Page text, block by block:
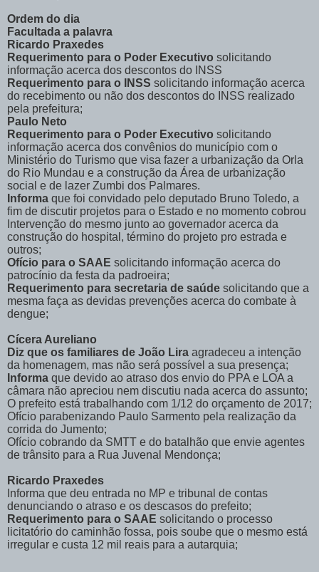
Ordem do dia
Facultada a palavra
Ricardo Praxedes
Requerimento para o Poder Executivo solicitando
informação acerca dos descontos do INSS
Requerimento para o INSS solicitando informação acerca
do recebimento ou não dos descontos do INSS realizado
pela prefeitura;
Paulo Neto
Requerimento para o Poder Executivo solicitando
informação acerca dos convênios do município com o
Ministério do Turismo que visa fazer a urbanização da Orla
do Rio Mundau e a construção da Área de urbanização
social e de lazer Zumbi dos Palmares.
Informa que foi convidado pelo deputado Bruno Toledo, a
fim de discutir projetos para o Estado e no momento cobrou
Intervenção do mesmo junto ao governador acerca da
construção do hospital, término do projeto pro estrada e
outros;
Ofício para o SAAE solicitando informação acerca do
patrocínio da festa da padroeira;
Requerimento para secretaria de saúde solicitando que a
mesma faça as devidas prevenções acerca do combate à
dengue;
Cícera Aureliano
Diz que os familiares de João Lira agradeceu a intenção
da homenagem, mas não será possível a sua presença;
Informa que devido ao atraso dos envio do PPA e LOA a
câmara não apreciou nem discutiu nada acerca do assunto;
O prefeito está trabalhando com 1/12 do orçamento de 2017;
Ofício parabenizando Paulo Sarmento pela realização da
corrida do Jumento;
Ofício cobrando da SMTT e do batalhão que envie agentes
de trânsito para a Rua Juvenal Mendonça;
Ricardo Praxedes
Informa que deu entrada no MP e tribunal de contas
denunciando o atraso e os descasos do prefeito;
Requerimento para o SAAE solicitando o processo
licitatório do caminhão fossa, pois soube que o mesmo está
irregular e custa 12 mil reais para a autarquia;